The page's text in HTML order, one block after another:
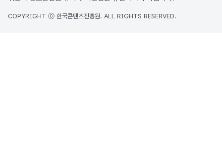
COPYRIGHT ⓒ 한국콘텐츠진흥원. ALL RIGHTS RESERVED.